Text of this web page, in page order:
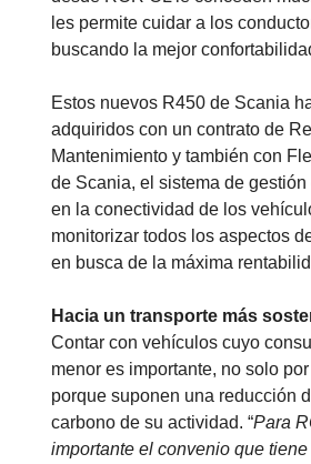
les permite cuidar a los
buscando la mejor
Estos nuevos R450 de Scania
adquiridos con un contrato de
Mantenimiento y también con
de Scania, el sistema de
en la conectividad de los
monitorizar todos los aspectos
en busca de la máxima
Hacia un transporte más
Contar con vehículos cuyo
menor es importante, no solo
porque suponen una reducción
carbono de su actividad. “Para
importante el convenio que